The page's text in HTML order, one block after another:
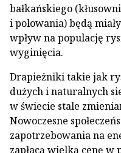
bałkańskiego
i polowania) będą
wpływ na populację
wyginięcia.
Drapieżniki takie jak
dużych i naturalnych
w świecie stale
Nowoczesne
zapotrzebowania na
zapłacą wielką cenę